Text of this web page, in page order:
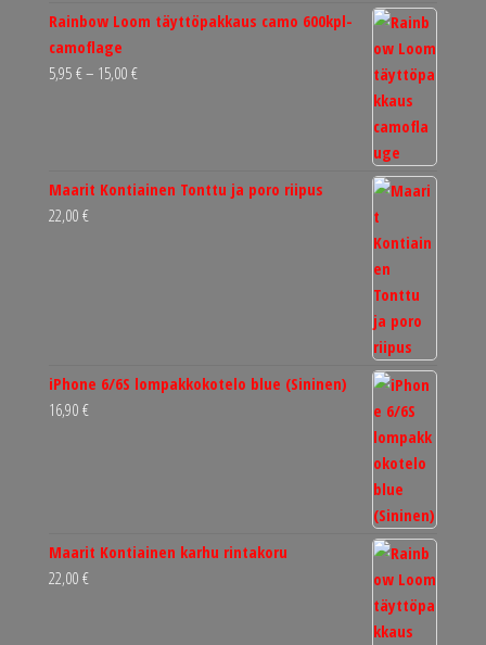
Rainbow Loom täyttöpakkaus camo 600kpl-
camoflage
5,95 €– 15,00 €Hintaluokka:
Maarit Kontiainen Tonttu ja poro riipus
22,00 €
iPhone 6/6S lompakkokotelo blue (Sininen)
16,90 €
Maarit Kontiainen karhu rintakoru
22,00 €